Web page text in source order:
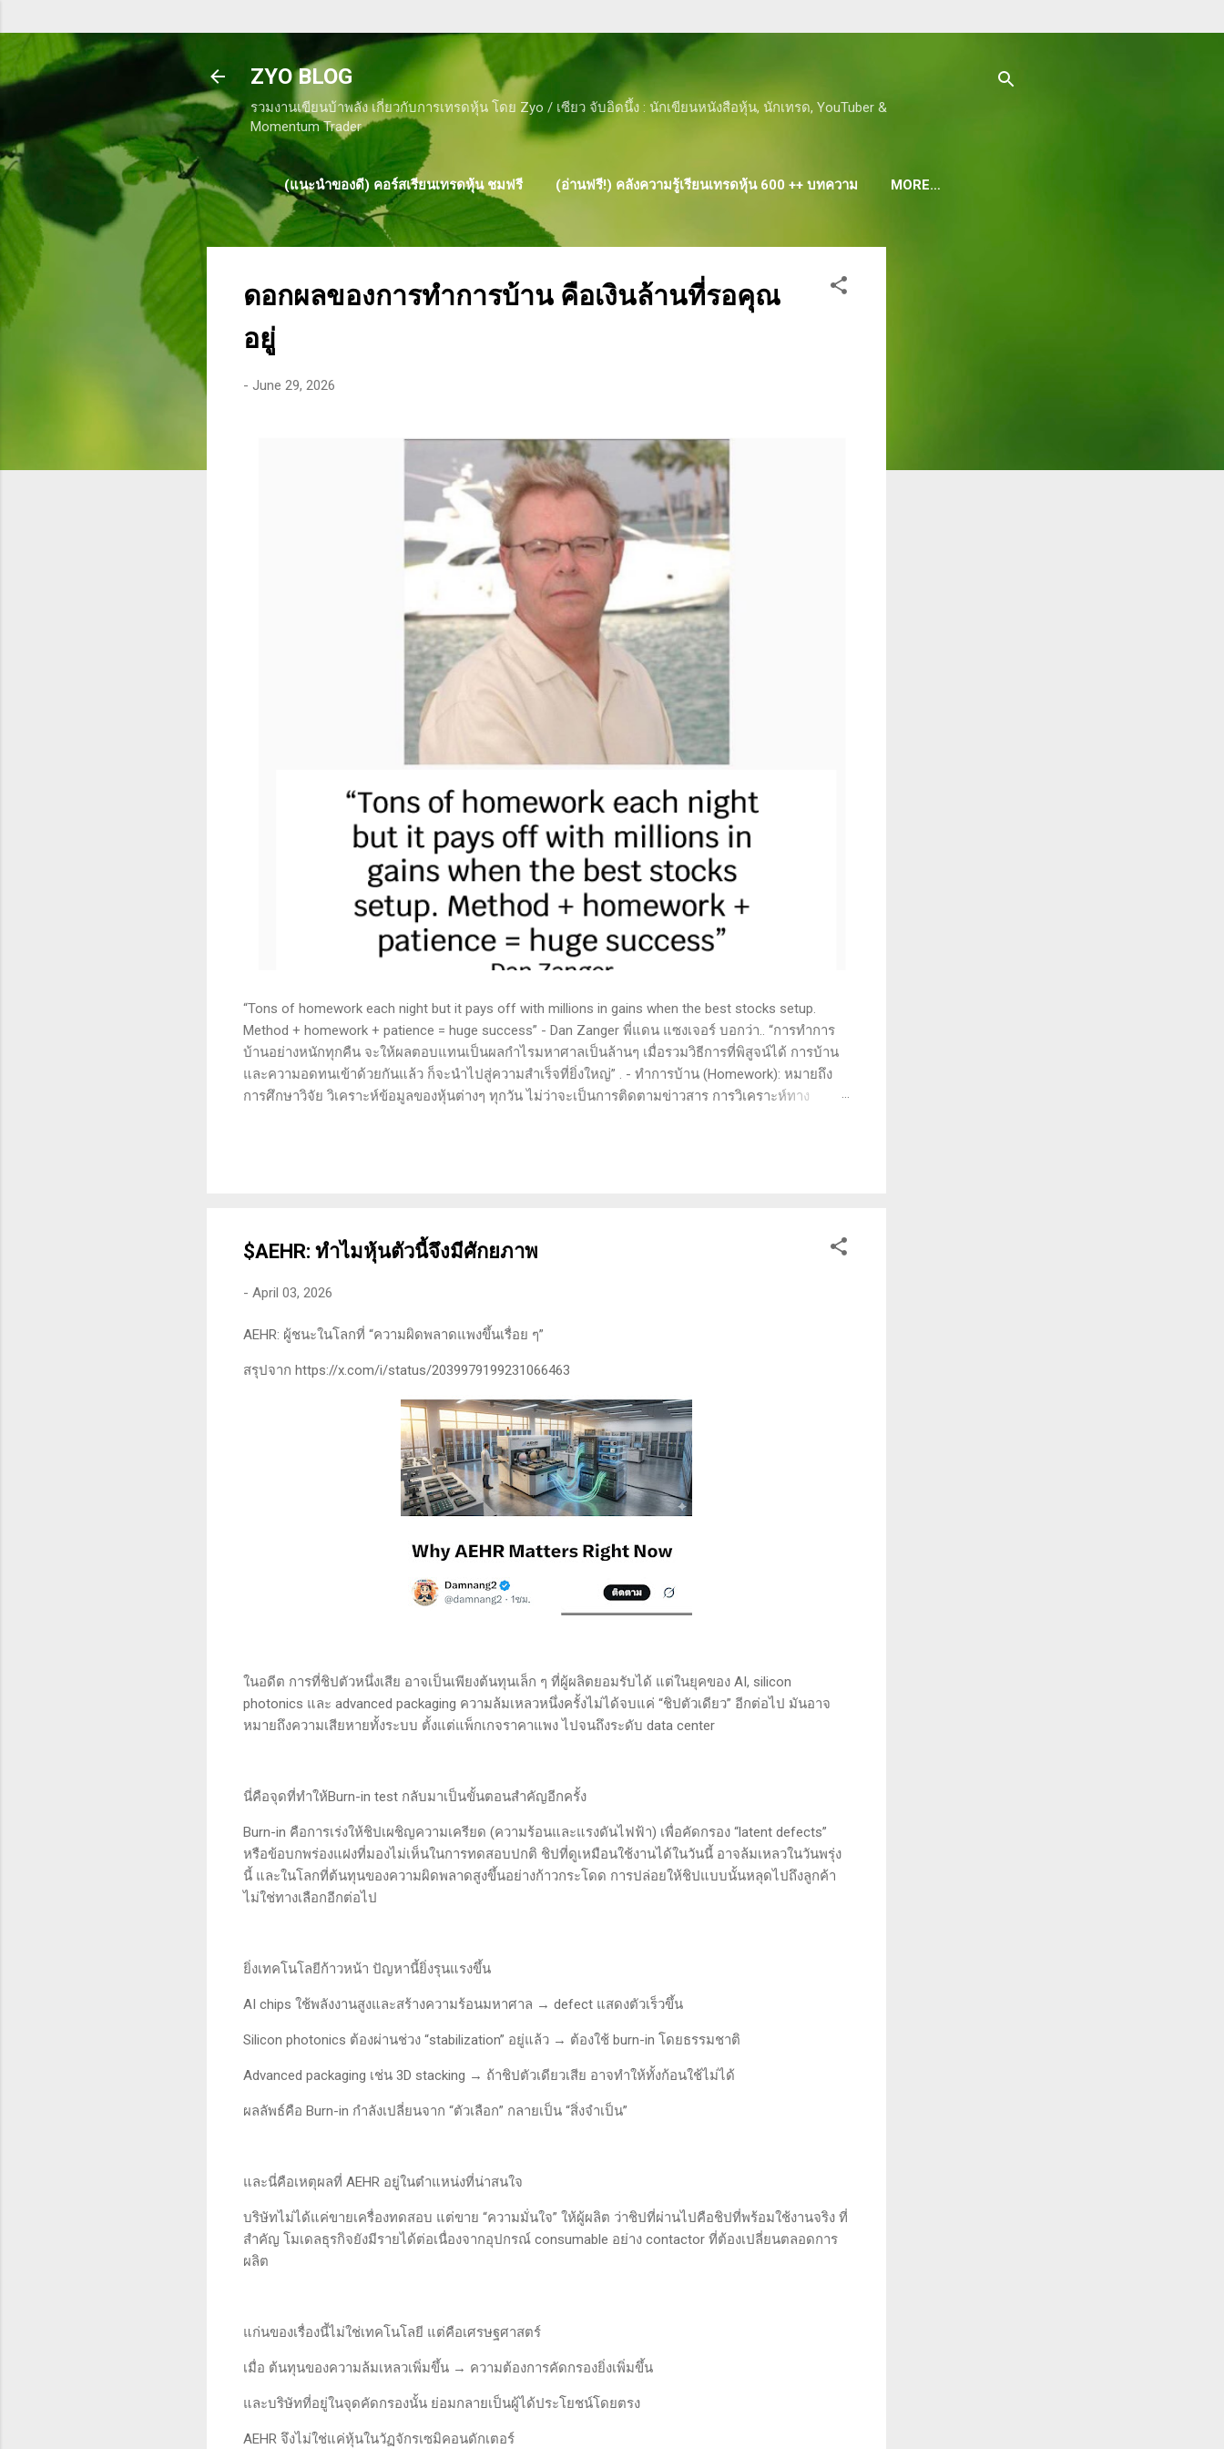
ZYO BLOG
รวมงานเขียนบ้าพลัง เกี่ยวกับการเทรดหุ้น โดย Zyo / เซียว จับอิดนึ้ง : นักเขียนหนังสือหุ้น, นักเทรด, YouTuber &
Momentum Trader
(แนะนำของดี) คอร์สเรียนเทรดหุ้น ชมฟรี (อ่านฟรี!) คลังความรู้เรียนเทรดหุ้น 600 ++ บทความ MORE…
ดอกผลของการทำการบ้าน คือเงินล้านที่รอคุณ
อยู่
- June 29, 2026
“Tons of homework each night but it pays off with millions in gains when the best stocks setup.
Method + homework + patience = huge success” - Dan Zanger พี่แดน แซงเจอร์ บอกว่า.. “การทำการ
บ้านอย่างหนักทุกคืน จะให้ผลตอบแทนเป็นผลกำไรมหาศาลเป็นล้านๆ เมื่อรวมวิธีการที่พิสูจน์ได้ การบ้าน
และความอดทนเข้าด้วยกันแล้ว ก็จะนำไปสู่ความสำเร็จที่ยิ่งใหญ่” . - ทำการบ้าน (Homework): หมายถึง
การศึกษาวิจัย วิเคราะห์ข้อมูลของหุ้นต่างๆ ทุกวัน ไม่ว่าจะเป็นการติดตามข่าวสาร การวิเคราะห์ทาง
$AEHR: ทำไมหุ้นตัวนี้จึงมีศักยภาพ
- April 03, 2026
AEHR: ผู้ชนะในโลกที่ “ความผิดพลาดแพงขึ้นเรื่อย ๆ”
สรุปจาก https://x.com/i/status/2039979199231066463
ในอดีต การที่ชิปตัวหนึ่งเสีย อาจเป็นเพียงต้นทุนเล็ก ๆ ที่ผู้ผลิตยอมรับได้ แต่ในยุคของ AI, silicon
photonics และ advanced packaging ความล้มเหลวหนึ่งครั้งไม่ได้จบแค่ “ชิปตัวเดียว” อีกต่อไป มันอาจ
หมายถึงความเสียหายทั้งระบบ ตั้งแต่แพ็กเกจราคาแพง ไปจนถึงระดับ data center
นี่คือจุดที่ทำให้Burn-in test กลับมาเป็นขั้นตอนสำคัญอีกครั้ง
Burn-in คือการเร่งให้ชิปเผชิญความเครียด (ความร้อนและแรงดันไฟฟ้า) เพื่อคัดกรอง “latent defects”
หรือข้อบกพร่องแฝงที่มองไม่เห็นในการทดสอบปกติ ชิปที่ดูเหมือนใช้งานได้ในวันนี้ อาจล้มเหลวในวันพรุ่ง
นี้ และในโลกที่ต้นทุนของความผิดพลาดสูงขึ้นอย่างก้าวกระโดด การปล่อยให้ชิปแบบนั้นหลุดไปถึงลูกค้า
ไม่ใช่ทางเลือกอีกต่อไป
ยิ่งเทคโนโลยีก้าวหน้า ปัญหานี้ยิ่งรุนแรงขึ้น
AI chips ใช้พลังงานสูงและสร้างความร้อนมหาศาล → defect แสดงตัวเร็วขึ้น
Silicon photonics ต้องผ่านช่วง “stabilization” อยู่แล้ว → ต้องใช้ burn-in โดยธรรมชาติ
Advanced packaging เช่น 3D stacking → ถ้าชิปตัวเดียวเสีย อาจทำให้ทั้งก้อนใช้ไม่ได้
ผลลัพธ์คือ Burn-in กำลังเปลี่ยนจาก “ตัวเลือก” กลายเป็น “สิ่งจำเป็น”
และนี่คือเหตุผลที่ AEHR อยู่ในตำแหน่งที่น่าสนใจ
บริษัทไม่ได้แค่ขายเครื่องทดสอบ แต่ขาย “ความมั่นใจ” ให้ผู้ผลิต ว่าชิปที่ผ่านไปคือชิปที่พร้อมใช้งานจริง ที่
สำคัญ โมเดลธุรกิจยังมีรายได้ต่อเนื่องจากอุปกรณ์ consumable อย่าง contactor ที่ต้องเปลี่ยนตลอดการ
ผลิต
แก่นของเรื่องนี้ไม่ใช่เทคโนโลยี แต่คือเศรษฐศาสตร์
เมื่อ ต้นทุนของความล้มเหลวเพิ่มขึ้น → ความต้องการคัดกรองยิ่งเพิ่มขึ้น
และบริษัทที่อยู่ในจุดคัดกรองนั้น ย่อมกลายเป็นผู้ได้ประโยชน์โดยตรง
AEHR จึงไม่ใช่แค่หุ้นในวัฏจักรเซมิคอนดักเตอร์